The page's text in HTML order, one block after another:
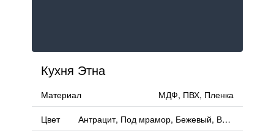
Кухня Этна
Материал
МДФ, ПВХ, Пленка
Цвет
Антрацит, Под мрамор, Бежевый, Ваниль, Черный